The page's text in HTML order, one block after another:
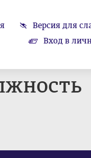
Версия для
Вход в